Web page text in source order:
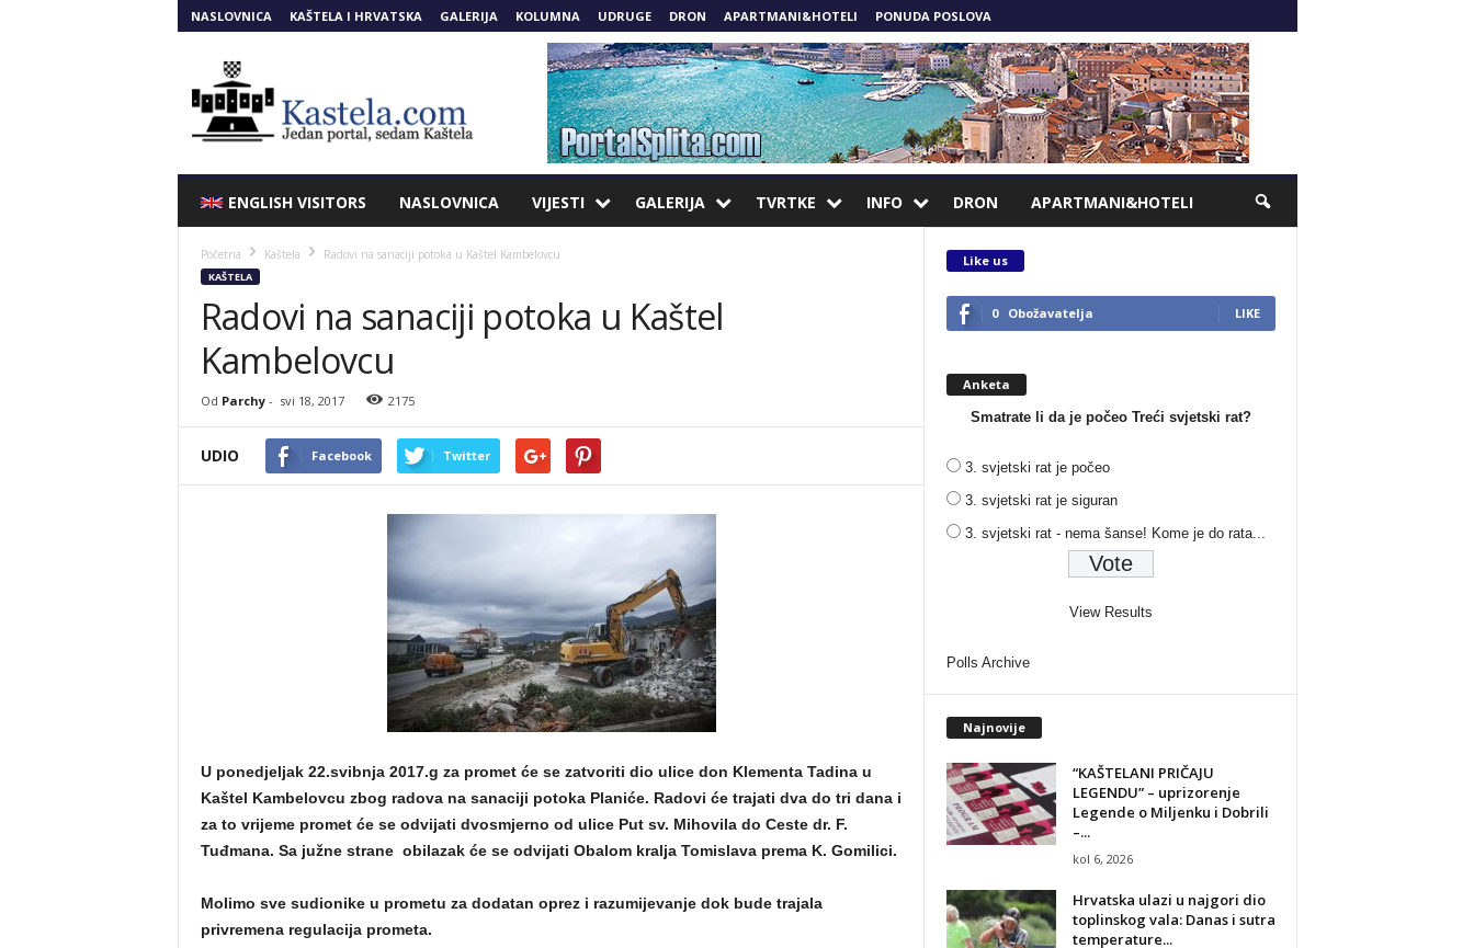
NASLOVNICA KAŠTELA I HRVATSKA GALERIJA KOLUMNA UDRUGE DRON APARTMANI&HOTELI PONUDA POSLOVA
ENGLISH VISITORS NASLOVNICA VIJESTI GALERIJA TVRTKE INFO DRON APARTMANI&HOTELI
Početna Kaštela Radovi na sanaciji potoka u Kaštel Kambelovcu
KAŠTELA
Radovi na sanaciji potoka u Kaštel
Kambelovcu
Od Parchy- svi 18, 2017 2175
UDIO Facebook Twitter
U ponedjeljak 22.svibnja 2017.g za promet će se zatvoriti dio ulice don Klementa Tadina u
Kaštel Kambelovcu zbog radova na sanaciji potoka Planiće. Radovi će trajati dva do tri dana i
za to vrijeme promet će se odvijati dvosmjerno od ulice Put sv. Mihovila do Ceste dr. F.
Tuđmana. Sa južne strane obilazak će se odvijati Obalom kralja Tomislava prema K. Gomilici.
Molimo sve sudionike u prometu za dodatan oprez i razumijevanje dok bude trajala
privremena regulacija prometa.
Like us
0 Obožavatelja LIKE
Anketa
Smatrate li da je počeo Treći svjetski rat?
3. svjetski rat je počeo
3. svjetski rat je siguran
3. svjetski rat - nema šanse! Kome je do rata...
View Results
Polls Archive
Najnovije
“KAŠTELANI PRIČAJU
LEGENDU” – uprizorenje
Legende o Miljenku i Dobrili
–...
kol 6, 2026
Hrvatska ulazi u najgori dio
toplinskog vala: Danas i sutra
temperature...